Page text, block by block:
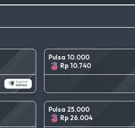
Pulsa 10.000
Rp 10.740
Pulsa 25.000
Rp 26.004